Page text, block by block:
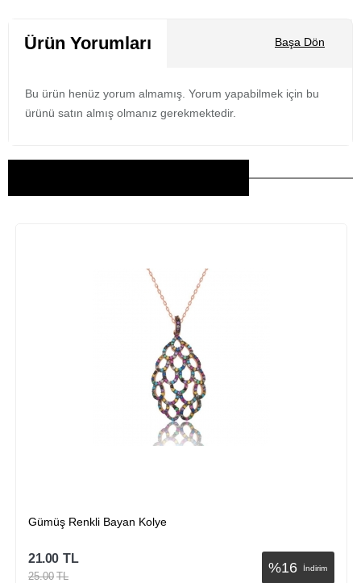
Ürün Yorumları Başa Dön
Bu ürün henüz yorum almamış. Yorum yapabilmek için bu
ürünü satın almış olmanız gerekmektedir.
Gümüş Renkli Bayan Kolye
%16 İndirim
21.00 TL
25.00 TL